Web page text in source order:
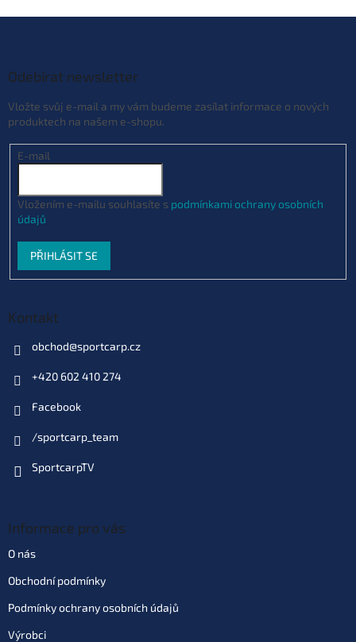
Odebírat newsletter
Vložte svůj e-mail a my vám budeme zasílat informace o nových
produktech na našem e-shopu.
E-mail
Vložením e-mailu souhlasíte s podmínkami ochrany osobních
údajů
PŘIHLÁSIT SE
Kontakt
obchod@sportcarp.cz
+420 602 410 274
Facebook
/sportcarp_team
SportcarpTV
Informace pro vás
O nás
Obchodní podmínky
Podmínky ochrany osobních údajů
Výrobci